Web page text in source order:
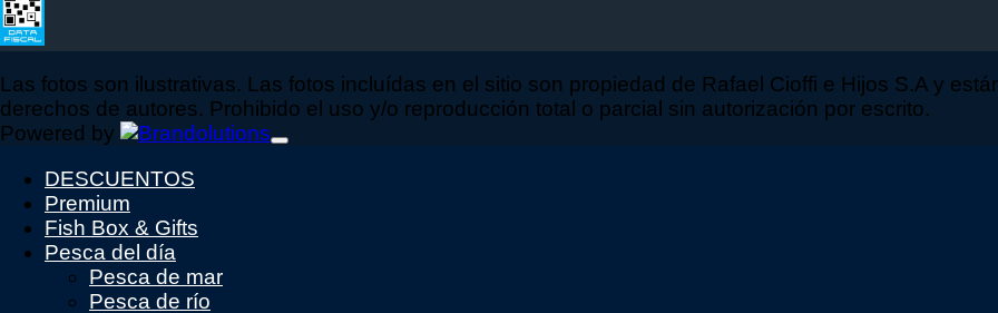
Las fotos son ilustrativas. Las fotos incluídas en el sitio son propiedad de Rafael Cioffi e Hijos S.A y
derechos de autores. Prohibido el uso y/o reproducción total o parcial sin autorización por escrito.
Powered by
DESCUENTOS
Premium
Fish Box & Gifts
Pesca del día
Pesca de mar
Pesca de río